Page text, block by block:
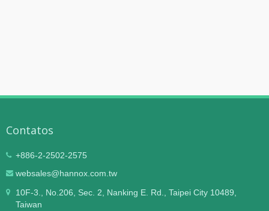
Contatos
+886-2-2502-2575
websales@hannox.com.tw
10F-3., No.206, Sec. 2, Nanking E. Rd., Taipei City 10489,
Taiwan